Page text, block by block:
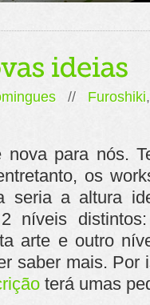
// Furoshiki
para nós.
os
seria a altura
níveis
arte e outro
saber mais. Por
terá umas